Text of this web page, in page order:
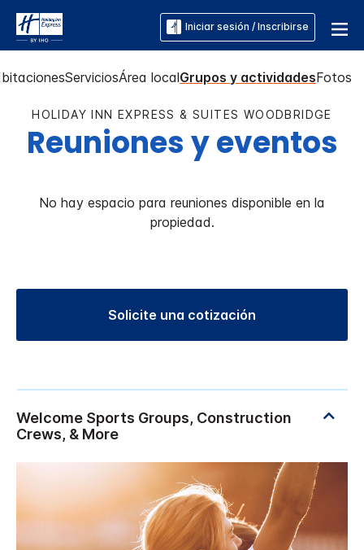
Iniciar sesión / Inscribirse
ServiciosÁrea localGrupos y actividadesFotos
HOLIDAY INN EXPRESS & SUITES WOODBRIDGE
Reuniones y eventos
No hay espacio para reuniones disponible en la
propiedad.
Solicite una cotización